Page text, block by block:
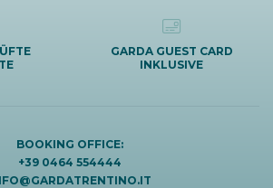
GARDA GUEST CARD
INKLUSIVE
BOOKING OFFICE:
+39 0464 554444